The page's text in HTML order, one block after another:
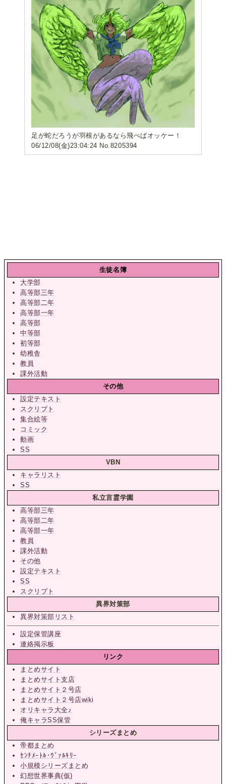
足が蛇だろうが羽根があるなら飛べばオッケー！
06/12/08(金)23:04:24 No.8205394
生徒名簿
大学部
高等部三年
高等部二年
高等部一年
高等部
中等部
初等部
幼稚舎
教員
課外活動
その他
設定テキスト
スクリプト
集合絵等
コミック
動画
SS
VBN
キャラリスト
SS
私立言霊学園
高等部三年
高等部二年
高等部一年
教員
課外活動
その他
設定テキスト
SS
スクリプト
異界対策部
異界対策部リスト
設定保管講座
連絡掲示板
リンク
まとめサイト
まとめサイト支店
まとめサイト２号店
まとめサイト２号店wiki
オリキャラ大全♪
俺キャラSS保管
シリーズまとめ
帝都まとめ
ｾﾝﾁﾒｰﾄﾙ･ｳﾞｧﾙｷﾘｰ
小規模シリーズまとめ
幻想世界事典(仮)